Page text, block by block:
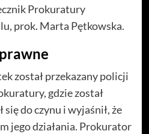
Prokuratury
prok. Marta Pętkowska.
został przekazany policji
gdzie został
się do czynu i wyjaśnił, że
jego działania. Prokurator